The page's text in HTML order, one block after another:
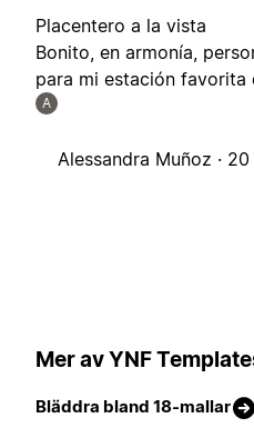
Placentero a la vista
Bonito, en armonía,
para mi estación favorita
A
Alessandra Muñoz · 20
Mer av YNF
Bläddra bland 18-mallar